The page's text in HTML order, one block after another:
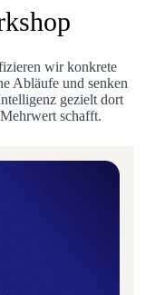
wir konkrete
Abläufe und senken
gezielt dort
schafft.